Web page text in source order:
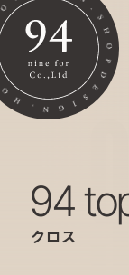
94
クロス